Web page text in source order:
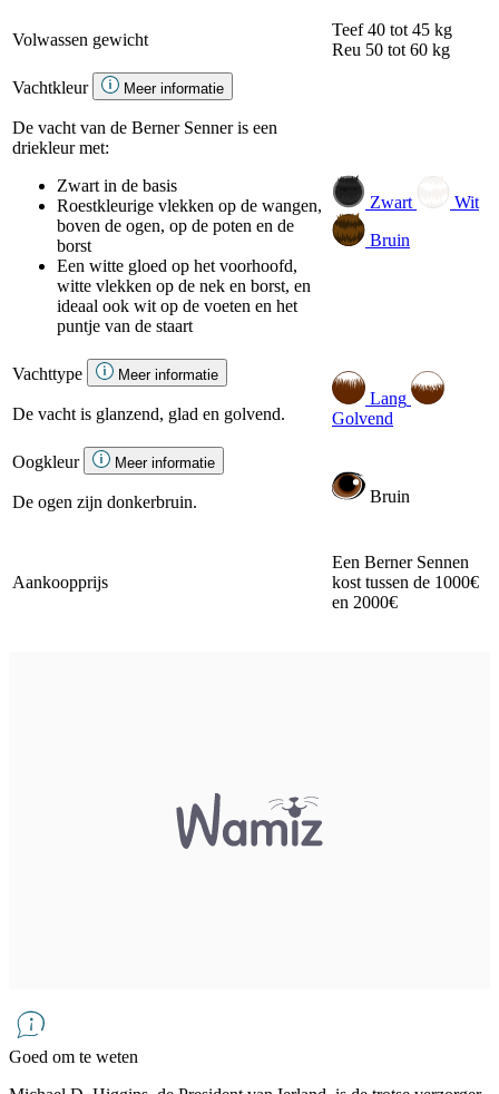
Volwassen gewicht
Teef 40 tot 45 kg
Reu 50 tot 60 kg
Vachtkleur
Meer informatie
De vacht van de Berner Senner is een
driekleur met:
Zwart in de basis
Roestkleurige vlekken op de wangen,
boven de ogen, op de poten en de
borst
Een witte gloed op het voorhoofd,
witte vlekken op de nek en borst, en
ideaal ook wit op de voeten en het
puntje van de staart
Zwart
Wit
Bruin
Vachttype Meer informatie
De vacht is glanzend, glad en golvend.
Lang
Golvend
Oogkleur Meer informatie
De ogen zijn donkerbruin. Bruin
Aankoopprijs
Een Berner Sennen
kost tussen de 1000€
en 2000€
Goed om te weten